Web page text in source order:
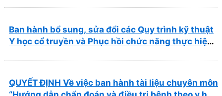
Ban hành bổ sung, sửa đổi các Quy trình kỹ thuật
Y học cổ truyền và Phục hồi chức năng thực hiện
QUYẾT ĐỊNH Về việc ban hành tài liệu chuyên môn